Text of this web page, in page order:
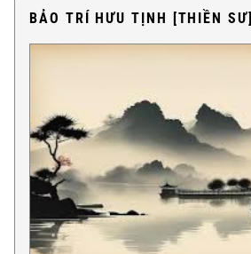
BẢO TRÍ HƯU TỊNH [THIỀN SƯ]